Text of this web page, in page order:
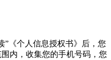
”《个人信息授权书》后，您
内，收集您的手机号码，您